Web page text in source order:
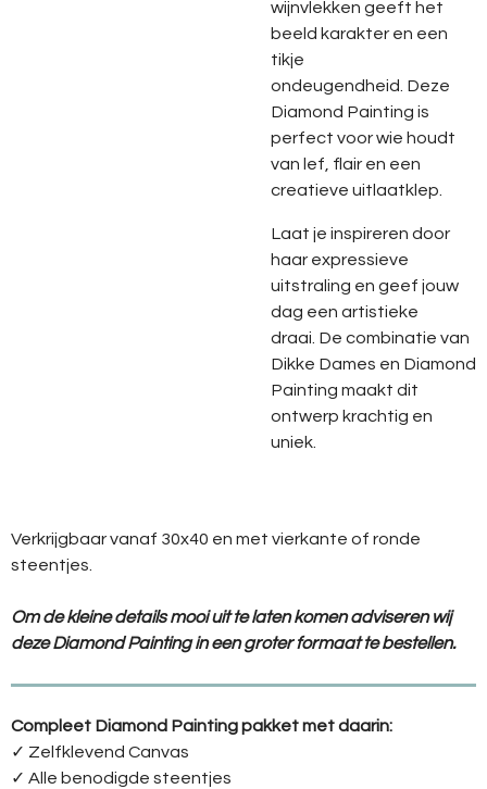
wijnvlekken geeft het
beeld karakteren een
tikje
ondeugendheid. Deze
Diamond Painting is
perfect voorwie houdt
van lef, flairen een
creatieve uitlaatklep.
Laat je inspireren door
haarexpressieve
uitstraling en geef jouw
dag een artistieke
draai. De combinatie van
Dikke Dames en Diamond
Painting maakt dit
ontwerp krachtig en
uniek.
Verkrijgbaar vanaf 30x40 en met vierkante of ronde
steentjes.
Om de kleine details mooi uit te laten komen adviseren wij
deze Diamond Painting in een groter formaat te bestellen.
Compleet Diamond Painting pakket met daarin:
✓ Zelfklevend Canvas
✓ Alle benodigde steentjes